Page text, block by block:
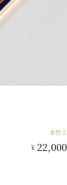
木竹工
¥ 22,000